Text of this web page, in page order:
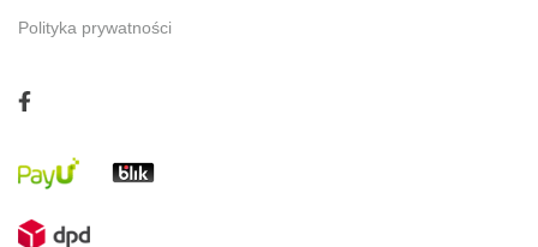
Polityka prywatności